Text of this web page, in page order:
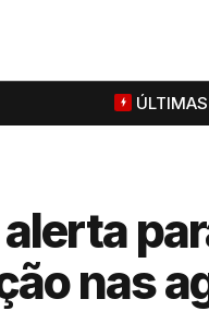
ÚLTIMAS
nas